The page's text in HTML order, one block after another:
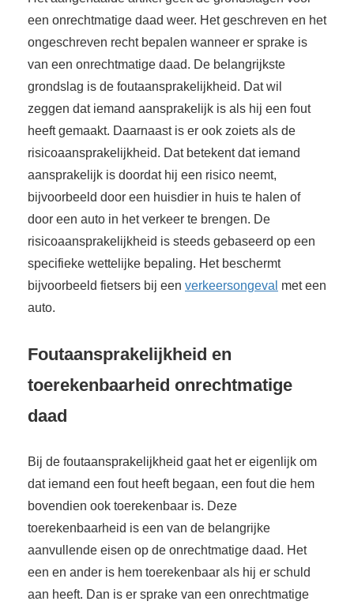
een onrechtmatige daad weer. Het geschreven en het
ongeschreven recht bepalen wanneer er sprake is
van een onrechtmatige daad. De belangrijkste
grondslag is de foutaansprakelijkheid. Dat wil
zeggen dat iemand aansprakelijk is als hij een fout
heeft gemaakt. Daarnaast is er ook zoiets als de
risicoaansprakelijkheid. Dat betekent dat iemand
aansprakelijk is doordat hij een risico neemt,
bijvoorbeeld door een huisdier in huis te halen of
door een auto in het verkeer te brengen. De
risicoaansprakelijkheid is steeds gebaseerd op een
specifieke wettelijke bepaling. Het beschermt
bijvoorbeeld fietsers bij een verkeersongeval met een
auto.
Foutaansprakelijkheid en
toerekenbaarheid onrechtmatige
daad
Bij de foutaansprakelijkheid gaat het er eigenlijk om
dat iemand een fout heeft begaan, een fout die hem
bovendien ook toerekenbaar is. Deze
toerekenbaarheid is een van de belangrijke
aanvullende eisen op de onrechtmatige daad. Het
een en ander is hem toerekenbaar als hij er schuld
aan heeft. Dan is er sprake van een onrechtmatige